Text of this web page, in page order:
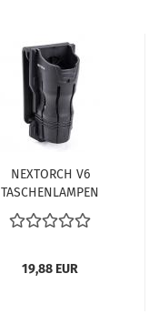
NEXTORCH V6
TASCHENLAMPEN
HOLSTER 360 GRAD
DREHBAR MIT
19,88 EUR